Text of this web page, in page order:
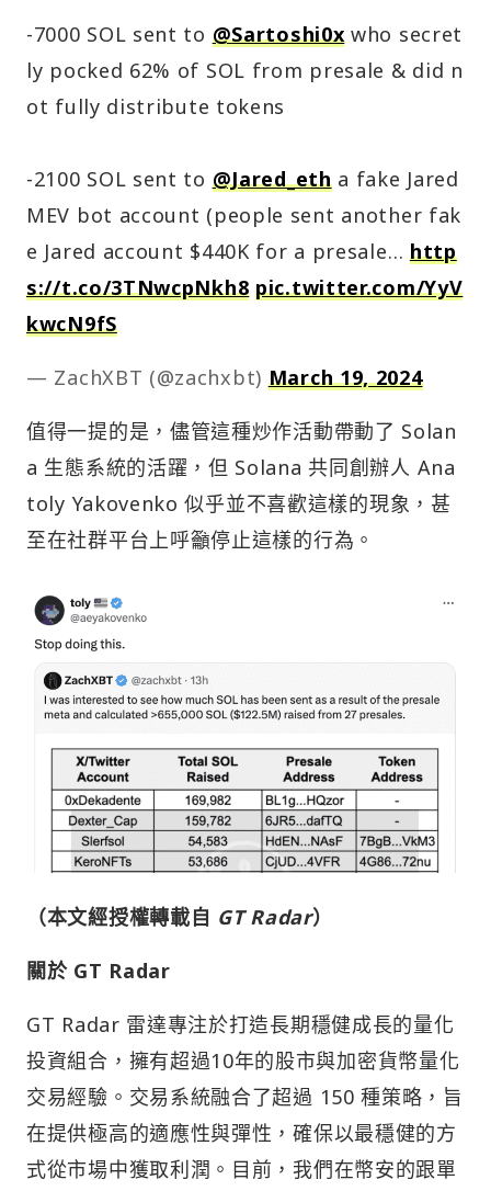
-7000 SOL sent to @Sartoshi0x who secret
ly pocked 62% of SOL from presale & did n
ot fully distribute tokens
-2100 SOL sent to @Jared_etha fake Jared
MEV bot account (people sent another fak
e Jared account $440K for a presale… http
s://t.co/3TNwcpNkh8 pic.twitter.com/YyV
kwcN9fS
— ZachXBT (@zachxbt) March 19, 2024
值得一提的是，儘管這種炒作活動帶動了 Solan
a 生態系統的活躍，但 Solana 共同創辦人 Ana
toly Yakovenko 似乎並不喜歡這樣的現象，甚
至在社群平台上呼籲停止這樣的行為。
（本文經授權轉載自 GT Radar）
關於 GT Radar
GT Radar 雷達專注於打造長期穩健成長的量化
投資組合，擁有超過10年的股市與加密貨幣量化
交易經驗。交易系統融合了超過 150 種策略，旨
在提供極高的適應性與彈性，確保以最穩健的方
式從市場中獲取利潤。目前，我們在幣安的跟單